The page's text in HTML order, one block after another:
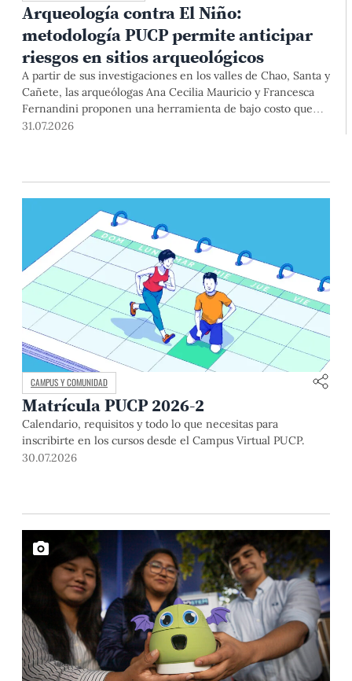
Arqueología contra El Niño:
metodología PUCP permite anticipar
riesgos en sitios arqueológicos
A partir de sus investigaciones en los valles de Chao, Santa y
Cañete, las arqueólogas Ana Cecilia Mauricio y Francesca
Fernandini proponen una herramienta de bajo costo que
combina datos abiertos, mapas, sistemas de información
31.07.2026
CAMPUS Y COMUNIDAD
Matrícula PUCP 2026-2
Calendario, requisitos y todo lo que necesitas para
inscribirte en los cursos desde el Campus Virtual PUCP.
30.07.2026